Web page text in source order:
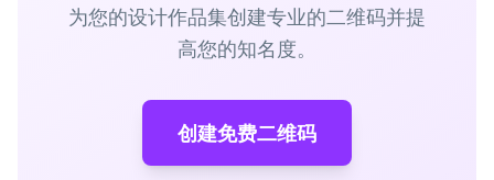
为您的设计作品集创建专业的二维码并提
高您的知名度。
创建免费二维码